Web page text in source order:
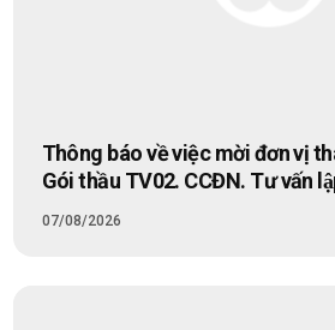
Thông báo về việc mời đơn vị
Gói thầu TV02. CCĐN. Tư vấn lập quy hoạch điều
Trung tâm Cấp cứu đa năng
07/08/2026